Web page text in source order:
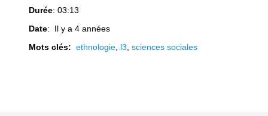
Durée: 03:13
Date: Il y a 4 années
Mots clés:ethnologie l3 ,sciences sociales